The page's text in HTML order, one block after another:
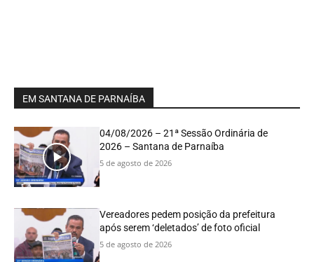
EM SANTANA DE PARNAÍBA
04/08/2026 – 21ª Sessão Ordinária de
2026 – Santana de Parnaíba
5 de agosto de 2026
Vereadores pedem posição da prefeitura
após serem ‘deletados’ de foto oficial
5 de agosto de 2026